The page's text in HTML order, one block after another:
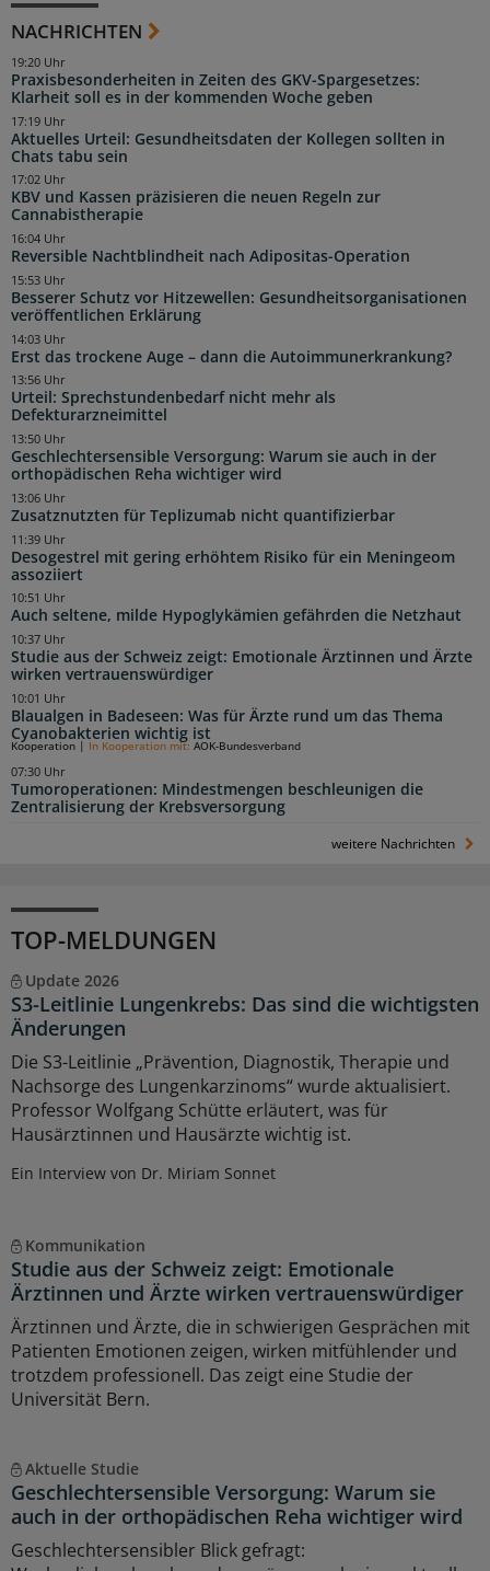
NACHRICHTEN
Praxisbesonderheiten in Zeiten des GKV-Spargesetzes:
Klarheit soll es in der kommenden Woche geben
19:20 Uhr
Aktuelles Urteil: Gesundheitsdaten der Kollegen sollten in
Chats tabu sein
17:19 Uhr
KBV und Kassen präzisieren die neuen Regeln zur
Cannabistherapie
17:02 Uhr
Reversible Nachtblindheit nach Adipositas-Operation
16:04 Uhr
Besserer Schutz vor Hitzewellen: Gesundheitsorganisationen
veröffentlichen Erklärung
15:53 Uhr
Erst das trockene Auge – dann die Autoimmunerkrankung?
14:03 Uhr
Urteil: Sprechstundenbedarf nicht mehr als
Defekturarzneimittel
13:56 Uhr
Geschlechtersensible Versorgung: Warum sie auch in der
orthopädischen Reha wichtiger wird
13:50 Uhr
Zusatznutzten für Teplizumab nicht quantifizierbar
13:06 Uhr
Desogestrel mit gering erhöhtem Risiko für ein Meningeom
assoziiert
11:39 Uhr
Auch seltene, milde Hypoglykämien gefährden die Netzhaut
10:51 Uhr
Studie aus der Schweiz zeigt: Emotionale Ärztinnen und Ärzte
wirken vertrauenswürdiger
10:37 Uhr
Blaualgen in Badeseen: Was für Ärzte rund um das Thema
Cyanobakterien wichtig ist
10:01 Uhr
Tumoroperationen: Mindestmengen beschleunigen die
Zentralisierung der Krebsversorgung
Kooperation | In Kooperation mit: AOK-Bundesverband
07:30 Uhr
weitere Nachrichten
TOP-MELDUNGEN
Update 2026
S3-Leitlinie Lungenkrebs: Das sind die wichtigsten
Änderungen
Die S3-Leitlinie „Prävention, Diagnostik, Therapie und
Nachsorge des Lungenkarzinoms“ wurde aktualisiert.
Professor Wolfgang Schütte erläutert, was für
Hausärztinnen und Hausärzte wichtig ist.
Ein Interview von Dr. Miriam Sonnet
Kommunikation
Studie aus der Schweiz zeigt: Emotionale
Ärztinnen und Ärzte wirken vertrauenswürdiger
Ärztinnen und Ärzte, die in schwierigen Gesprächen mit
Patienten Emotionen zeigen, wirken mitfühlender und
trotzdem professionell. Das zeigt eine Studie der
Universität Bern.
Aktuelle Studie
Geschlechtersensible Versorgung: Warum sie
auch in der orthopädischen Reha wichtiger wird
Geschlechtersensibler Blick gefragt: